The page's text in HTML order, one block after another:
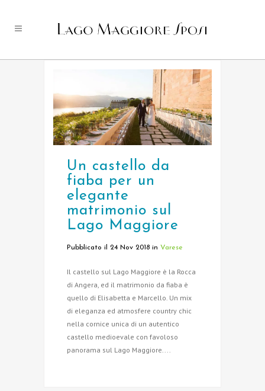
Un castello da
fiaba per un
elegante
matrimonio sul
Lago Maggiore
Pubblicato il 24 Nov 2018 in Varese
Il castello sul Lago Maggiore è la Rocca
di Angera, ed il matrimonio da fiaba è
quello di Elisabetta e Marcello. Un mix
di eleganza ed atmosfere country chic
nella cornice unica di un autentico
castello medioevale con favoloso
panorama sul Lago Maggiore....